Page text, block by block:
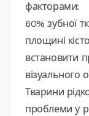
факторами:
60% зубної
площині
встановити
візуального
Тварини
проблеми у